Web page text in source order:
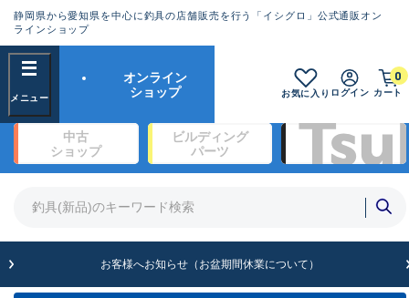
静岡県から愛知県を中心に釣具の店舗販売を行う「イシグロ」公式通販オン
ラインショップ
オンライン
ショップ
お気に入り ログイン カート
0
中古
ショップ
ビルディング
パーツ
お客様へお知らせ（お盆期間休業について）
フリーワード
商品カテゴリ
リール・カスタムパーツ(342)
ライン・ハリス・道糸(761)
針・仕掛(319)
ランクとは？
良
SA
新古品（メーカー問屋から仕入
れた未使用品）
※店頭展示時の置き傷が付いている
ものも含む
傷が極めて少ない極上品